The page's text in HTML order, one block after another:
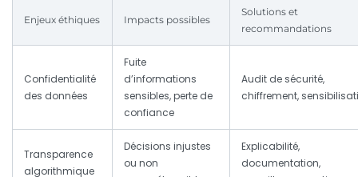
Enjeux éthiques Impacts possibles
Solutions et
recommandations
Confidentialité
des données
Fuite
d’informations
sensibles, perte de
confiance
Audit de sécurité,
chiffrement,
Transparence
algorithmique
Décisions injustes
ou non
Explicabilité,
documentation,